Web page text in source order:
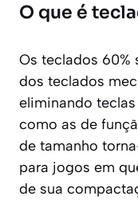
O que é
Os teclados 60%
dos teclados
eliminando
como as de
de tamanho
para jogos em
de sua